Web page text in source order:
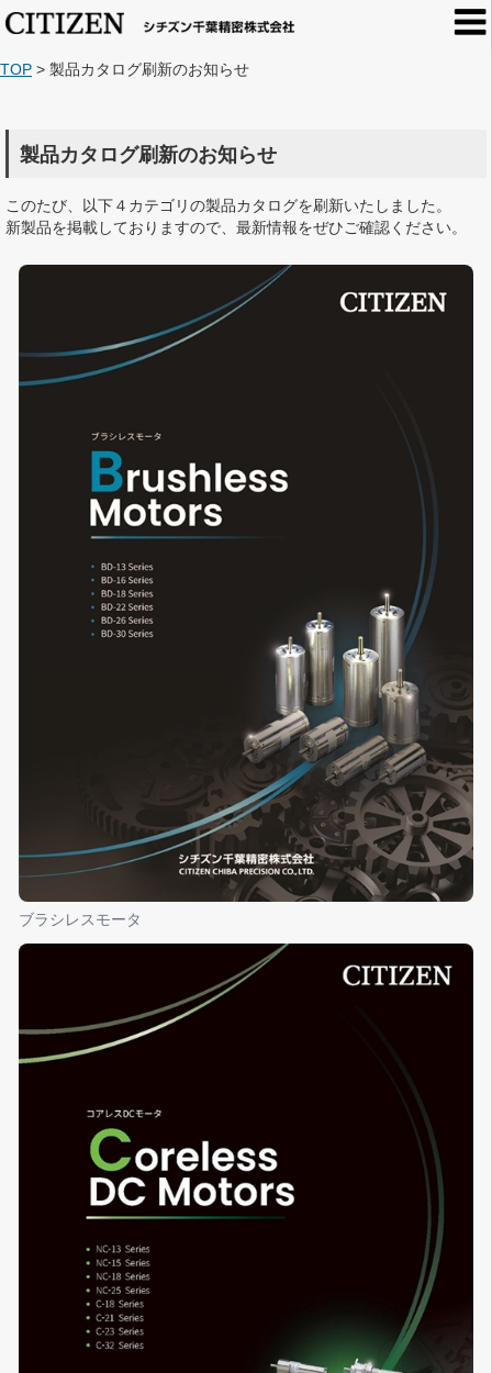
TOP > 製品カタログ刷新のお知らせ
製品カタログ刷新のお知らせ
このたび、以下４カテゴリの製品カタログを刷新いたしました。
新製品を掲載しておりますので、最新情報をぜひご確認ください。
ブラシレスモータ